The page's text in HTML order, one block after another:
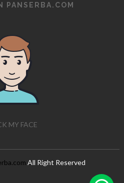
PANSERBA.COM
MY FACE
All Right Reserved